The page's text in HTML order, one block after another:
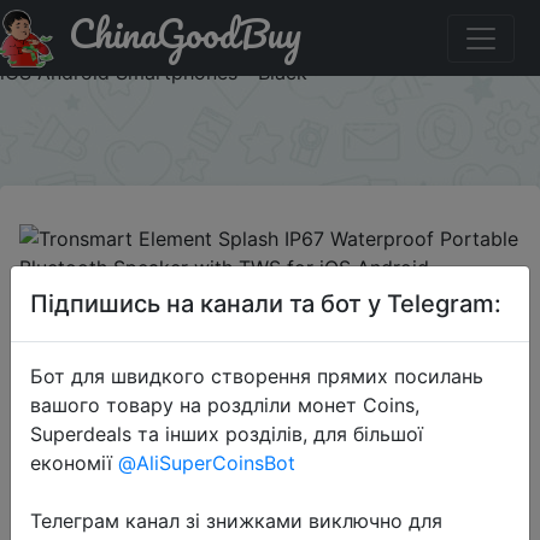
Купити по знижці IJXUBDMO Tronsmart Element Splash
IP67 Waterproof Portable Bluetooth Speaker with TWS for
iOS Android Smartphones - Black
ChinaGoodBuy
2018-10-07
Tronsmart Element Splash IP67
Waterproof Portable Bluetooth
Speaker with TWS for iOS Android
Smartphones - Black
$18.99
Підпишись на канали та бот у Telegram:
Бот для швидкого створення прямих посилань
вашого товару на роздліли монет Coins,
Superdeals та інших розділів, для більшої
економії @AliSuperCoinsBot
Телеграм канал зі знижками виключно для